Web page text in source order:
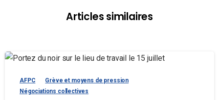
Articles similaires
AFPC
Grève et moyens de pression
Négociations collectives